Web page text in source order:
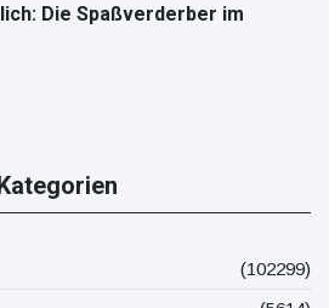
Die Spaßverderber im
(102299)